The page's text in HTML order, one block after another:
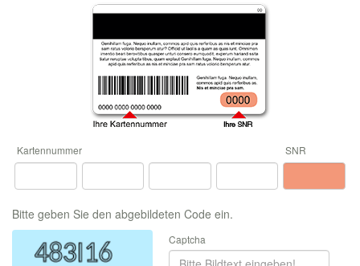
Bitte geben Sie den abgebildeten Code ein.
Captcha